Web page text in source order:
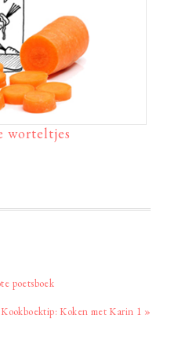
worteltjes
poetsboek
Volgend
Kookboektip: Koken met Karin 1 »